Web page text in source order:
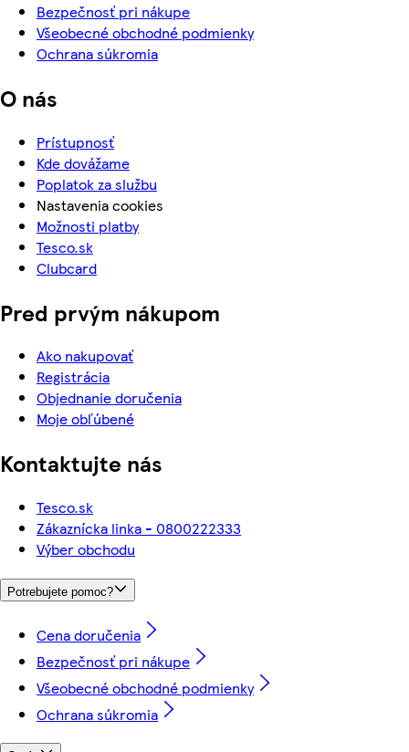
Bezpečnosť pri nákupe
Všeobecné obchodné podmienky
Ochrana súkromia
O nás
Prístupnosť
Kde dovážame
Poplatok za službu
Nastavenia cookies
Možnosti platby
Tesco.sk
Clubcard
Pred prvým nákupom
Ako nakupovať
Registrácia
Objednanie doručenia
Moje obľúbené
Kontaktujte nás
Tesco.sk
Zákaznícka linka - 0800222333
Výber obchodu
Potrebujete pomoc?
Cena doručenia
Bezpečnosť pri nákupe
Všeobecné obchodné podmienky
Ochrana súkromia